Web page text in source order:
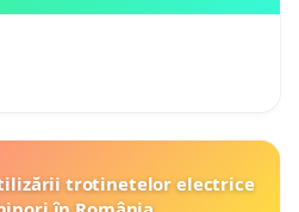
trotinetelor electrice